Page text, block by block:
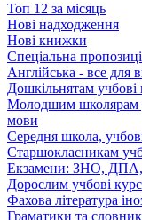
Топ 12 за місяць
Нові надходження
Нові книжки
Спеціальна
Англійська - все для
Дошкільнятам учбові
Молодшим школярам
мови
Середня школа,
Старшокласникам
Екзамени: ЗНО, ДПА,
Дорослим учбові
Фахова література
Граматики та